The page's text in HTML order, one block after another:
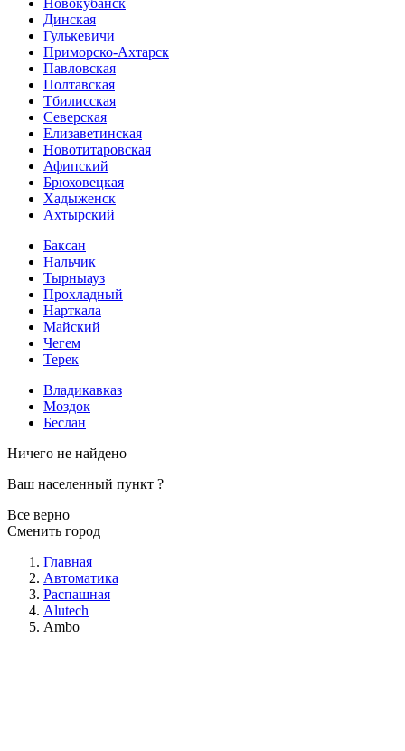
Динская
Гулькевичи
Приморско-Ахтарск
Павловская
Полтавская
Тбилисская
Северская
Елизаветинская
Новотитаровская
Афипский
Брюховецкая
Хадыженск
Ахтырский
Баксан
Нальчик
Тырныауз
Прохладный
Нарткала
Майский
Чегем
Терек
Владикавказ
Моздок
Беслан
Ничего не найдено
Ваш населенный пункт ?
Все верно
Сменить город
Главная
Автоматика
Распашная
Alutech
Ambo